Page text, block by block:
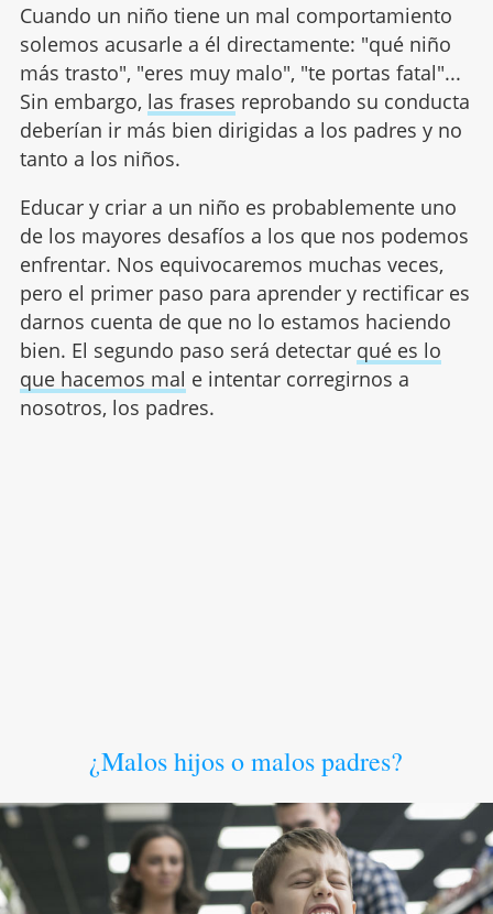
Cuando un niño tiene un mal comportamiento
solemos acusarle a él directamente: "qué niño
más trasto", "eres muy malo", "te portas fatal"...
Sin embargo, las frases reprobando su conducta
deberían ir más bien dirigidas a los padres y no
tanto a los niños.
Educar y criar a un niño es probablemente uno
de los mayores desafíos a los que nos podemos
enfrentar. Nos equivocaremos muchas veces,
pero el primer paso para aprender y rectificar es
darnos cuenta de que no lo estamos haciendo
bien. El segundo paso será detectar qué es lo
que hacemos mal e intentar corregirnos a
nosotros, los padres.
¿Malos hijos o malos padres?